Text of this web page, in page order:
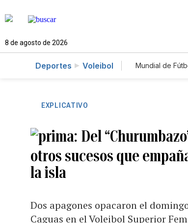
8 de agosto de 2026
Deportes Voleibol Mundial de
EXPLICATIVO
Del
otros sucesos que
la isla
Dos apagones opacaron el
Caguas en el Voleibol Superior